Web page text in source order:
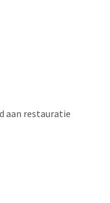
aan restauratie